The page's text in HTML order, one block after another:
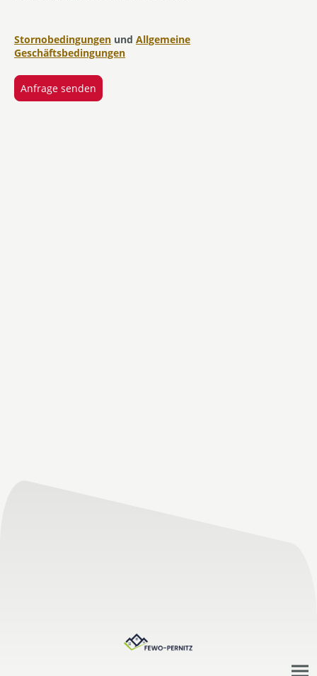
Stornobedingungen und Allgemeine
Geschäftsbedingungen
Anfrage senden